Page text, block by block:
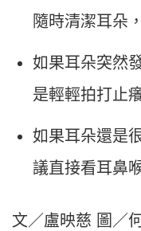
隨時清潔耳朵
如果耳朵突然
是輕輕拍打止
如果耳朵還是
議直接看耳鼻
文／盧映慈 圖／